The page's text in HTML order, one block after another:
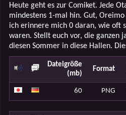
Heute geht es zur Comiket. Jede
mindestens 1-mal hin. Gut,
ich erinnere mich 0 daran, wie oft
waren. Stellt euch vor, die ganzen
diesen Sommer in diese Hallen.
Dateigröße
(mb)
Format
60 PNG